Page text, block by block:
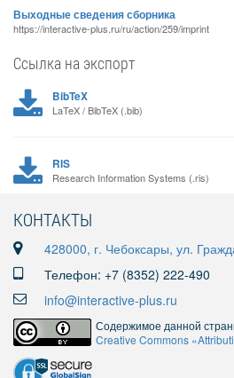
Выходные сведения сборника
https://interactive-plus.ru/ru/action/259/imprint
Ссылка на экспорт
BibTeX
LaTeX / BibTeX (.bib)
RIS
Research Information Systems (.ris)
КОНТАКТЫ
428000, г. Чебоксары, ул.
Телефон: +7 (8352) 222-490
info@interactive-plus.ru
Содержимое данной
Creative Commons